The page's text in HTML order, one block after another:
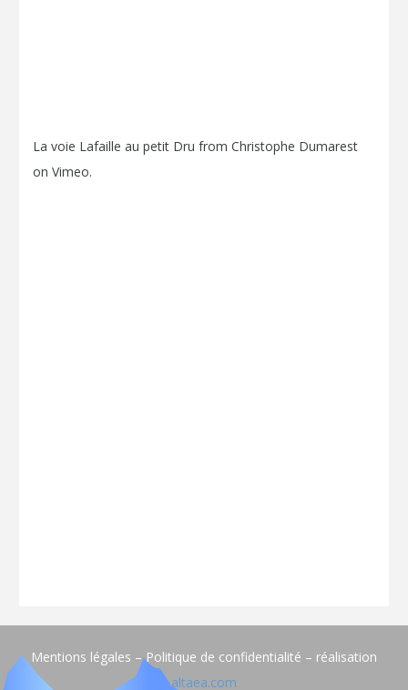
La voie Lafaille au petit Dru from Christophe Dumarest
on Vimeo.
Mentions légales – Politique de confidentialité – réalisation
altaea.com